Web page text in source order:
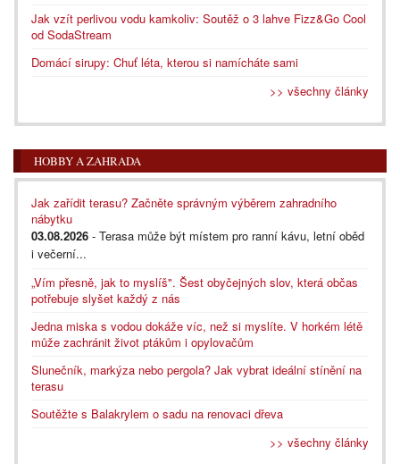
Jak vzít perlivou vodu kamkoliv: Soutěž o 3 lahve Fizz&Go Cool
od SodaStream
Domácí sirupy: Chuť léta, kterou si namícháte sami
>> všechny články
HOBBY A ZAHRADA
Jak zařídit terasu? Začněte správným výběrem zahradního
nábytku
03.08.2026 - Terasa může být místem pro ranní kávu, letní oběd
i večerní...
„Vím přesně, jak to myslíš". Šest obyčejných slov, která občas
potřebuje slyšet každý z nás
Jedna miska s vodou dokáže víc, než si myslíte. V horkém létě
může zachránit život ptákům i opylovačům
Slunečník, markýza nebo pergola? Jak vybrat ideální stínění na
terasu
Soutěžte s Balakrylem o sadu na renovaci dřeva
>> všechny články